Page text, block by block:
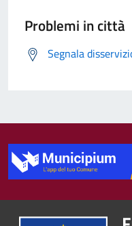
Problemi in città
Segnala